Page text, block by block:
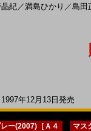
晶紀／満島ひかり ／島田
年12月13日発売
ー(2007)［Ａ４
マス